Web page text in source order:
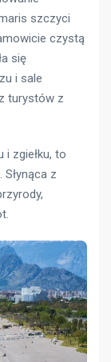
szczyci
czystą
się
i sale
turystów z
i zgiełku, to
z